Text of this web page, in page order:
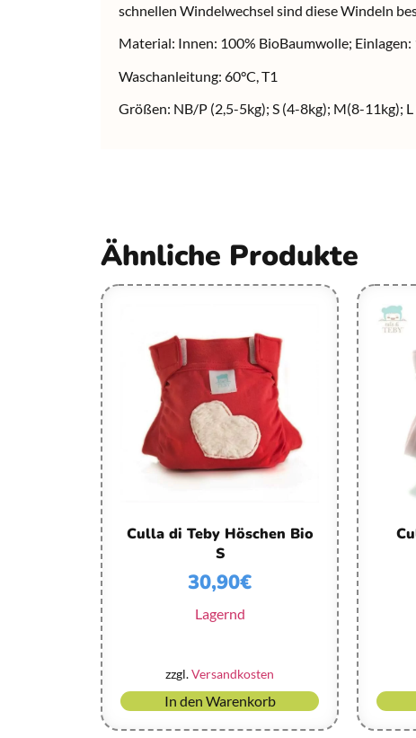
schnellen Windelwechsel sind diese Windeln
Material: Innen: 100% BioBaumwolle;
Waschanleitung: 60°C, T1
Größen: NB/P (2,5-5kg); S (4-8kg); M(8-11kg);
Ähnliche Produkte
Culla di Teby Höschen Bio
S
30,90€
Lagernd
zzgl.Versandkosten
In den Warenkorb